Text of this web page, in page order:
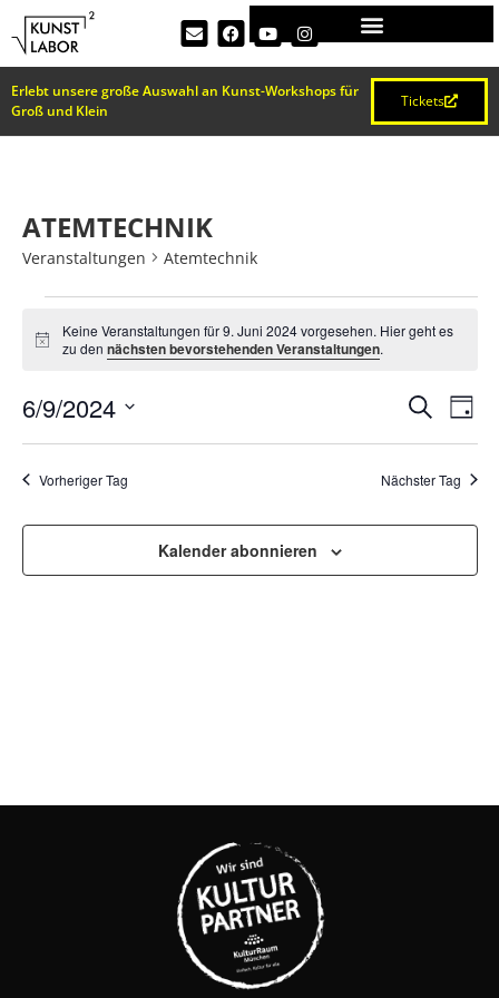
Erlebt unsere große Auswahl an Kunst-Workshops für
Groß und Klein
Tickets
ATEMTECHNIK
Veranstaltungen Atemtechnik
Hinweis
Keine Veranstaltungen für 9. Juni 2024 vorgesehen. Hier geht es
zu den nächsten bevorstehenden Veranstaltungen.
UND
SucheTag
6/9/2024
wählen.
Vorheriger Tag Nächster Tag
Kalender abonnieren